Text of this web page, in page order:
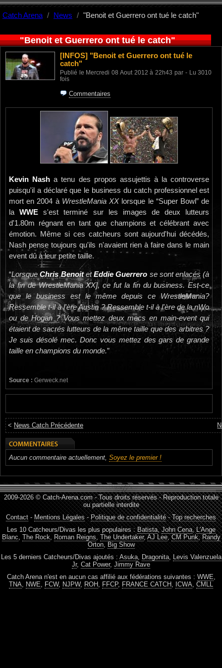
Catch Arena News "Benoit et Guerrero ont tué le catch"
"Benoit et Guerrero ont tué le catch"
[INFOS] "Benoit et Guerrero ont tué le
catch"
Publié le Mercredi 08 Aout 2012 à 22h43 par - Lu 3010
fois
Commentaires
Kevin Nash a tenu des propos assujettis à la controverse
puisqu'il a déclaré que le business du catch professionnel est
mort en 2004 à WrestleMania XXlorsque le “Super Bowl” de
laWWE s'est terminé sur les images de deux lutteurs
d'1.80m régnant en tant que champions et célébrant avec
émotion. Même si ces catcheurs sont aujourd'hui décédés,
Nash pense toujours qu'ils n'avaient rien à faire dans le main
event dû à leur petite taille.
“LorsqueChris BenoitetEddie Guerrero se sont enlacés (à
la fin de WrestleMania XX], ce fut la fin du business. Est-ce
que le business est le même depuis ce WrestleMania?
Ressemble t-il à l'ère Austin ? Ressemble t-il à l'ère de la nWo
ou de Hogan ? Vous mettez deux mecs en main-event qui
étaient de sacrés lutteurs de la même taille que des arbitres ?
Je suis désolé mec. Donc vous mettez des gars de grande
taille en champions du monde.”
Source : Gerweck.net
< News Catch Précédente
Aucun commentaire actuellement, Soyez le premier !
2009-2026 © Catch-Arena.com - Tous droits réservés - Reproduction totale
ou partielle interdite
Contact - Mentions Légales-Politique de confidentialité-Top recherches
Les 10 Catcheurs/Divas les plus populaires :Batista,John Cena,L'Ange
Blanc, The Rock, Roman Reigns, The Undertaker,AJ Lee,CM Punk,Randy
Orton, Big Show
Les 5 derniers Catcheurs/Divas ajoutés : Asuka, Dragonita, Levis Valenzuela
Jr, Cat Power, Jimmy Rave
Catch Arena n'est en aucun cas affilié aux fédérations suivantes : WWE,
TNA, NWE, FCW, NJPW, ROH , FFCP, FRANCE CATCH , ICWA, CMLL